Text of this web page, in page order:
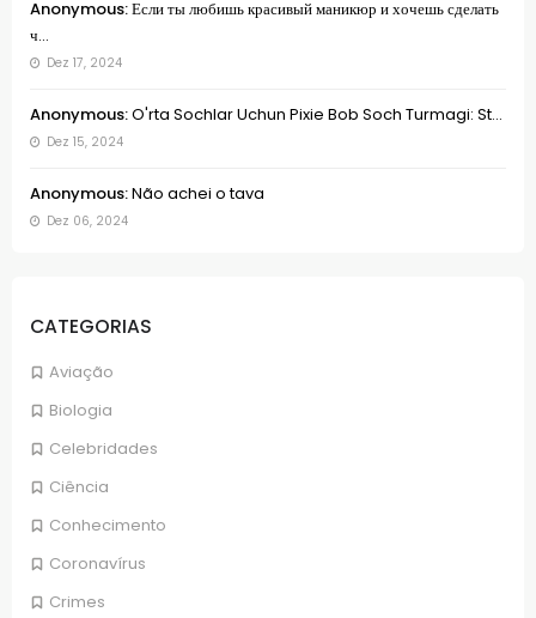
Anonymous:Если ты любишь красивый маникюр и хочешь сделать
ч...
Dez 17, 2024
Anonymous:O'rta Sochlar Uchun Pixie Bob Soch Turmagi: St...
Dez 15, 2024
Anonymous:Não achei o tava
Dez 06, 2024
CATEGORIAS
Aviação
Biologia
Celebridades
Ciência
Conhecimento
Coronavírus
Crimes